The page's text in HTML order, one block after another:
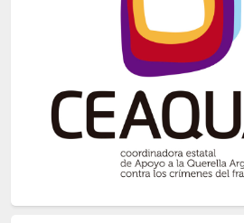
(607)
neofranquismo
(567)
Justicia Universal
Derechos Humanos
(522)
Nacionalcatolicismo
(514)